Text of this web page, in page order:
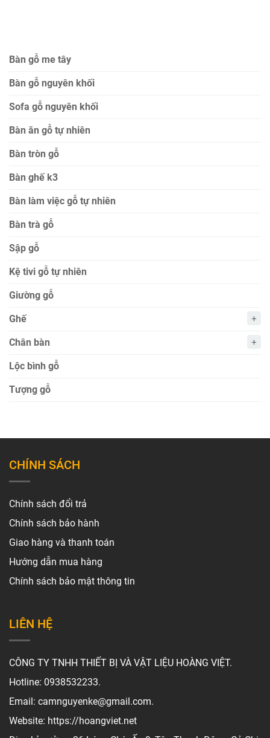
Bàn gỗ me tây
Bàn gỗ nguyên khối
Sofa gỗ nguyên khối
Bàn ăn gỗ tự nhiên
Bàn tròn gỗ
Bàn ghế k3
Bàn làm việc gỗ tự nhiên
Bàn trà gỗ
Sập gỗ
Kệ tivi gỗ tự nhiên
Giường gỗ
Ghế
Chân bàn
Lộc bình gỗ
Tượng gỗ
CHÍNH SÁCH
Chính sách đổi trả
Chính sách bảo hành
Giao hàng và thanh toán
Hướng dẫn mua hàng
Chính sách bảo mật thông tin
LIÊN HỆ
CÔNG TY TNHH THIẾT BỊ VÀ VẬT LIỆU HOÀNG VIỆT.
Hotline: 0938532233.
Email: camnguyenke@gmail.com.
Website: https://hoangviet.net